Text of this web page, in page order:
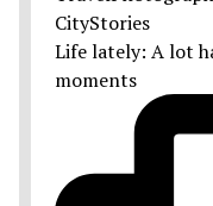
Life lately: A lot
moments